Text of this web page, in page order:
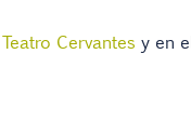
Teatro Cervantesy en